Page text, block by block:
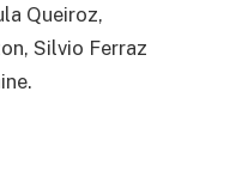
Queiroz,
Silvio Ferraz